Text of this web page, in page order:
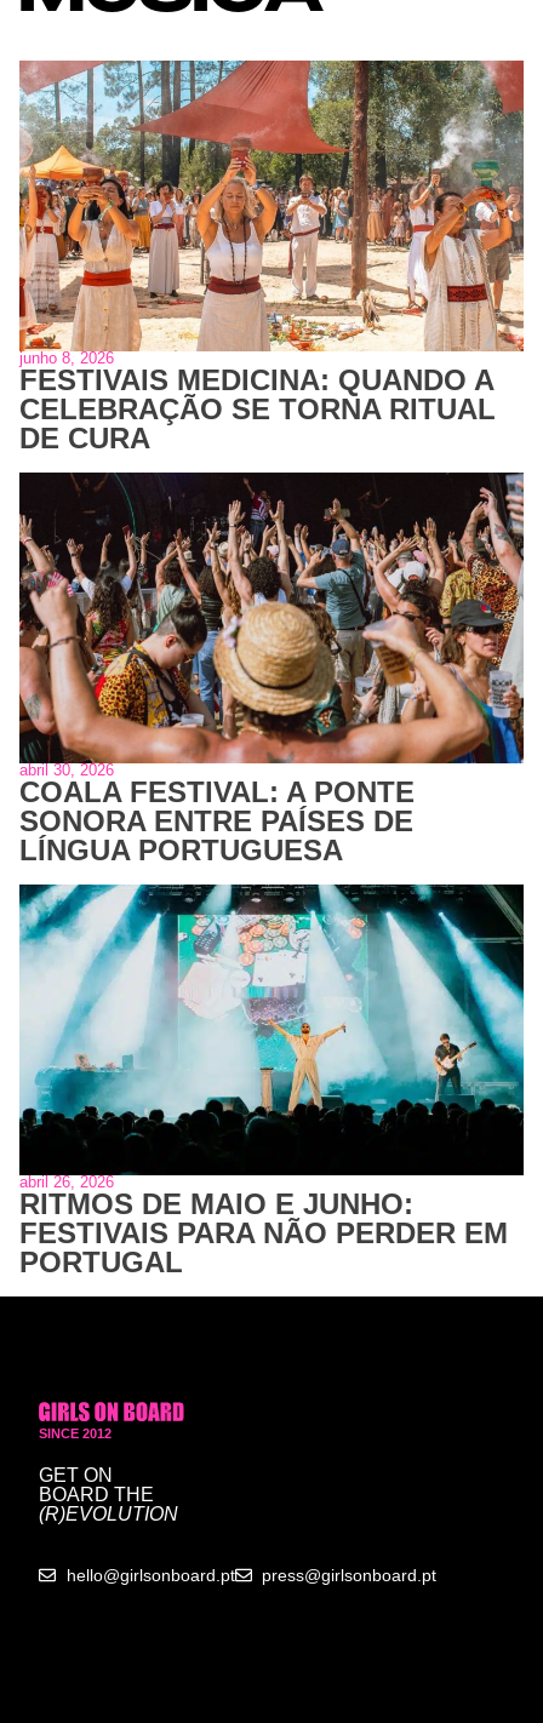
junho 8, 2026
FESTIVAIS MEDICINA: QUANDO A
CELEBRAÇÃO SE TORNA RITUAL
DE CURA
abril 30, 2026
COALA FESTIVAL: A PONTE
SONORA ENTRE PAÍSES DE
LÍNGUA PORTUGUESA
abril 26, 2026
RITMOS DE MAIO E JUNHO:
FESTIVAIS PARA NÃO PERDER EM
PORTUGAL
SINCE 2012
GET ON
BOARD THE
(R)EVOLUTION
hello@girlsonboard.pt press@girlsonboard.pt